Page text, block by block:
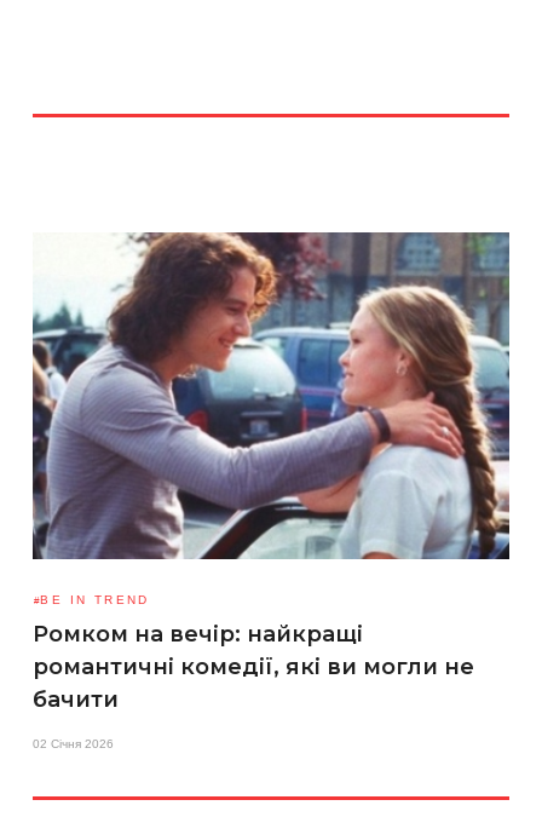
BE IN TREND
Ромком на вечір: найкращі
романтичні комедії, які ви могли не
бачити
02 Січня 2026